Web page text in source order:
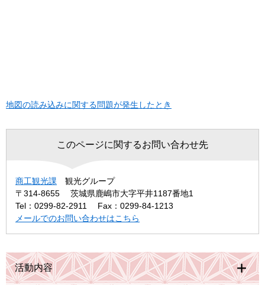
地図の読み込みに関する問題が発生したとき
このページに関するお問い合わせ先
商工観光課
観光グループ
〒314-8655
茨城県鹿嶋市大字平井1187番地1
Tel：0299-82-2911
Fax：0299-84-1213
メールでのお問い合わせはこちら
活動内容